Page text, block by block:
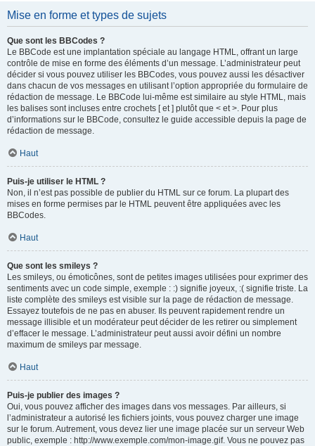
Mise en forme et types de sujets
Que sont les BBCodes ?
Le BBCode est une implantation spéciale au langage HTML, offrant un large
contrôle de mise en forme des éléments d’un message. L’administrateur peut
décider si vous pouvez utiliser les BBCodes, vous pouvez aussi les désactiver
dans chacun de vos messages en utilisant l’option appropriée du formulaire de
rédaction de message. Le BBCode lui-même est similaire au style HTML, mais
les balises sont incluses entre crochets [ et ] plutôt que < et >. Pour plus
d’informations sur le BBCode, consultez le guide accessible depuis la page de
rédaction de message.
Haut
Puis-je utiliser le HTML ?
Non, il n’est pas possible de publier du HTML sur ce forum. La plupart des
mises en forme permises par le HTML peuvent être appliquées avec les
BBCodes.
Haut
Que sont les smileys ?
Les smileys, ou émoticônes, sont de petites images utilisées pour exprimer des
sentiments avec un code simple, exemple : :) signifie joyeux, :( signifie triste. La
liste complète des smileys est visible sur la page de rédaction de message.
Essayez toutefois de ne pas en abuser. Ils peuvent rapidement rendre un
message illisible et un modérateur peut décider de les retirer ou simplement
d’effacer le message. L’administrateur peut aussi avoir défini un nombre
maximum de smileys par message.
Haut
Puis-je publier des images ?
Oui, vous pouvez afficher des images dans vos messages. Par ailleurs, si
l’administrateur a autorisé les fichiers joints, vous pouvez charger une image
sur le forum. Autrement, vous devez lier une image placée sur un serveur Web
public, exemple : http://www.exemple.com/mon-image.gif. Vous ne pouvez pas